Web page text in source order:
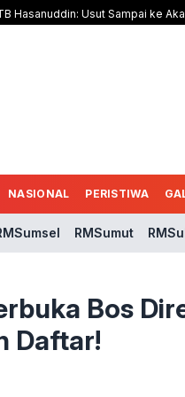
Hasanuddin: Usut Sampai ke
NASIONAL PERISTIWA
RMSumut
Bos
Daftar!